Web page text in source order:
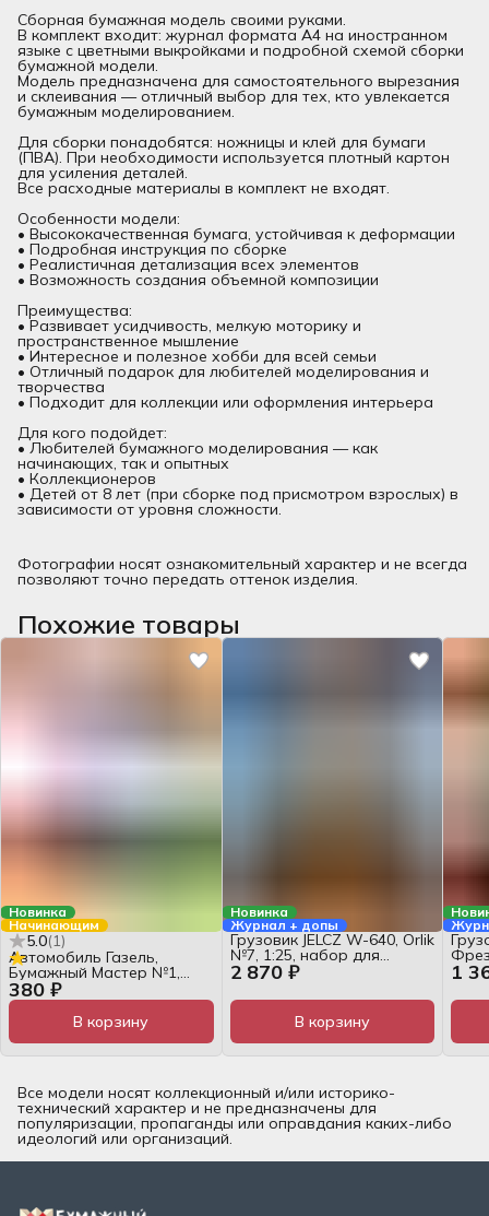
Сборная бумажная модель своими руками.
В комплект входит: журнал формата А4 на иностранном
языке с цветными выкройками и подробной схемой сборки
бумажной модели.
Модель предназначена для самостоятельного вырезания
и склеивания — отличный выбор для тех, кто увлекается
бумажным моделированием.
Для сборки понадобятся: ножницы и клей для бумаги
(ПВА). При необходимости используется плотный картон
для усиления деталей.
Все расходные материалы в комплект не входят.
Особенности модели:
• Высококачественная бумага, устойчивая к деформации
• Подробная инструкция по сборке
• Реалистичная детализация всех элементов
• Возможность создания объемной композиции
Преимущества:
• Развивает усидчивость, мелкую моторику и
пространственное мышление
• Интересное и полезное хобби для всей семьи
• Отличный подарок для любителей моделирования и
творчества
• Подходит для коллекции или оформления интерьера
Для кого подойдет:
• Любителей бумажного моделирования — как
начинающих, так и опытных
• Коллекционеров
• Детей от 8 лет (при сборке под присмотром взрослых) в
зависимости от уровня сложности.
Фотографии носят ознакомительный характер и не всегда
позволяют точно передать оттенок изделия.
Похожие товары
Новинка
Начинающим
5.0(1)
380 ₽
Автомобиль Газель,
Бумажный Мастер №1,
журнал для сборки
В корзину
Новинка
Журнал + допы
2 870 ₽
Грузовик JELCZ W-640, Orlik
№7, 1:25, набор для
сборки
В корзину
1
Все модели носят коллекционный и/или историко-
технический характер и не предназначены для
популяризации, пропаганды или оправдания каких-либо
идеологий или организаций.